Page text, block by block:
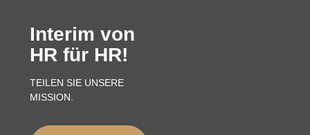
Interim von
HR für HR!
TEILEN SIE UNSERE
MISSION.